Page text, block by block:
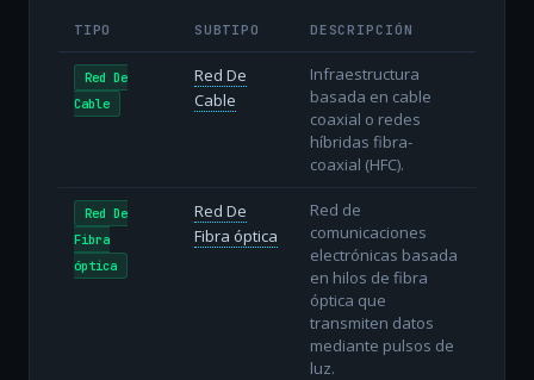
TIPO SUBTIPO DESCRIPCIÓN
Red De
Cable
Red De
Cable
Infraestructura
basada en cable
coaxial o redes
híbridas fibra-
coaxial (HFC).
Red De
Fibra
óptica
Red De
Fibra óptica
Red de
comunicaciones
electrónicas basada
en hilos de fibra
óptica que
transmiten datos
mediante pulsos de
luz.